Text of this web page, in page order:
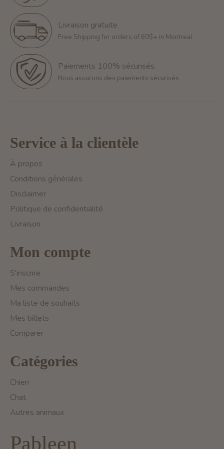
Livraison gratuite
Free Shipping for orders of 60$+ in Montreal
Paiements 100% sécurisés
Nous assurons des paiements sécurisés
Service à la clientèle
À propos
Conditions générales
Disclaimer
Politique de confidentialité
Livraison
Mon compte
S'inscrire
Mes commandes
Ma liste de souhaits
Mes billets
Comparer
Catégories
Chien
Chat
Autres animaux
Pableen